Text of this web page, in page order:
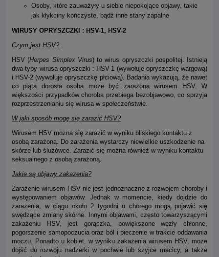
Osoby, które zauważyły u siebie niepokojące objawy, takie
jak kłykciny kończyste, bądź inne stany zapalne
WIRUSY OPRYSZCZKI : HSV-1, HSV-2
Czym jest HSV?
HSV (Herpes Simplex Virus) to wirus opryszczki pospolitej. Istnieją
dwa typy wirusa opryszczki : HSV-1 (wywołuje opryszczkę wargową)
i HSV-2 (wywołuje opryszczkę płciową). Badania wykazują, że nawet
co piąta dorosła osoba może być zarażona wirusem HSV. W
większości przypadków choroba przebiega bezobjawowo, co sprzyja
rozprzestrzenianiu się wirusa w społeczeństwie.
W jaki sposób mogę się zarazić HSV?
Wirusem HSV można się zarazić w wyniku bliskiego kontaktu z
osobą zarażoną. Do zarażenia wystarczy niewielkie uszkodzenie na
skórze lub śluzówce. Zarazić się można również w wyniku kontaktu
seksualnego z osobą zarażoną.
Jakie są objawy zakażenia?
Zarażenie wirusem HSV nie jest jednoznaczne z rozwojem choroby i
występowaniem objawów. Jednak w momencie, kiedy dojdzie do
zarażenia, w ciągu około 2 tygodni u chorego mogą pojawić się
swędzące zmiany skórne. Innymi objawami, często towarzyszącymi
zakażeniu HSV, jest gorączka, powiększone węzły chłonne,
pogorszenie samopoczucia oraz ból i pieczenie w trakcie oddawania
moczu. Ponadto u kobiet, w wyniku zakażenia wirusem HSV, może
dojść do rozwoju nadżerki w pochwie lub szyjce macicy, a także